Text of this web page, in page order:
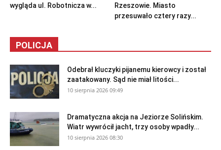
wygląda ul. Robotnicza w...
Rzeszowie. Miasto
przesuwało cztery razy...
POLICJA
Odebrał kluczyki pijanemu kierowcy i został
zaatakowany. Sąd nie miał litości...
10 sierpnia 2026 09:49
Dramatyczna akcja na Jeziorze Solińskim.
Wiatr wywrócił jacht, trzy osoby wpadły...
10 sierpnia 2026 08:30